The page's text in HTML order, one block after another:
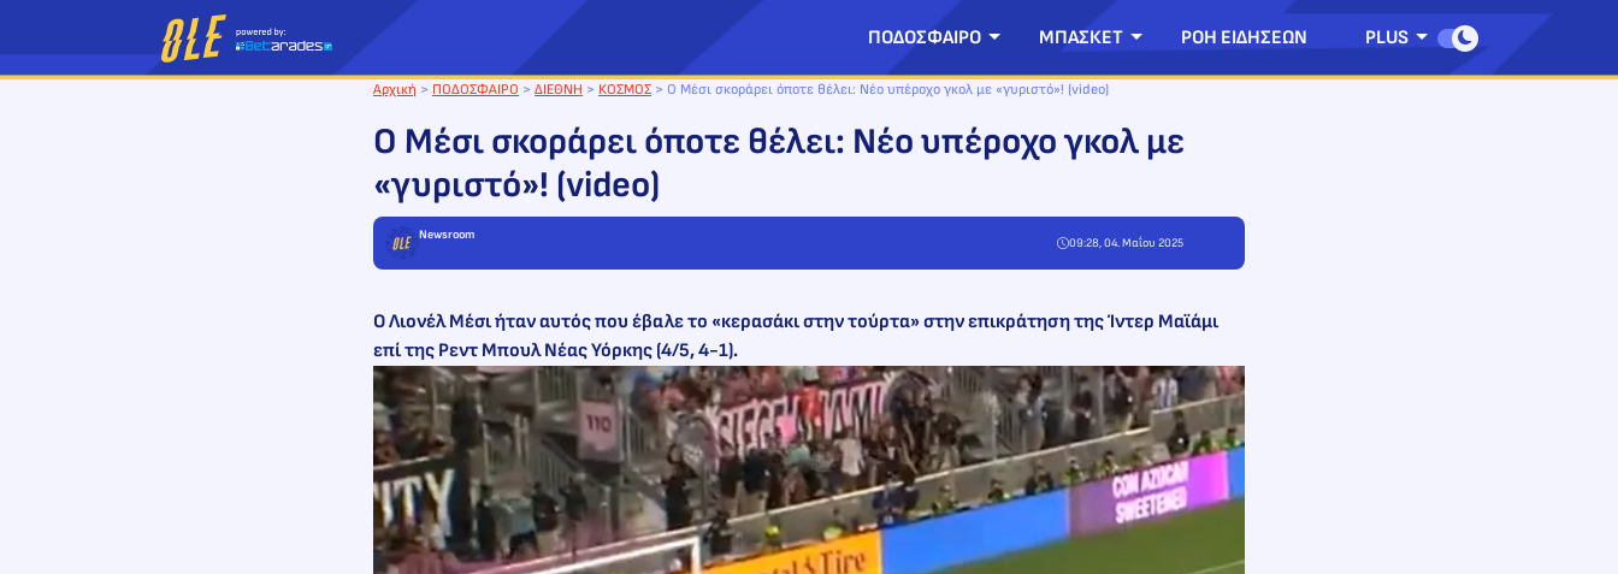
περιεχόμενο
ΠΟΔΟΣΦΑΙΡΟ ΜΠΑΣΚΕΤ ΡΟΗ ΕΙΔΗΣΕΩΝ PLUS
Αρχική > ΠΟΔΟΣΦΑΙΡΟ > ΔΙΕΘΝΗ > ΚΟΣΜΟΣ > Ο Μέσι σκοράρει όποτε θέλει: Νέο υπέροχο γκολ με «γυριστό»! (video)
Ο Μέσι σκοράρει όποτε θέλει: Νέο υπέροχο γκολ με
«γυριστό»! (video)
Newsroom
09:28, 04. Μαΐου 2025
Ο Λιονέλ Μέσι ήταν αυτός που έβαλε το «κερασάκι στην τούρτα» στην επικράτηση της Ίντερ Μαϊάμι
επί της Ρεντ Μπουλ Νέας Υόρκης (4/5, 4-1).